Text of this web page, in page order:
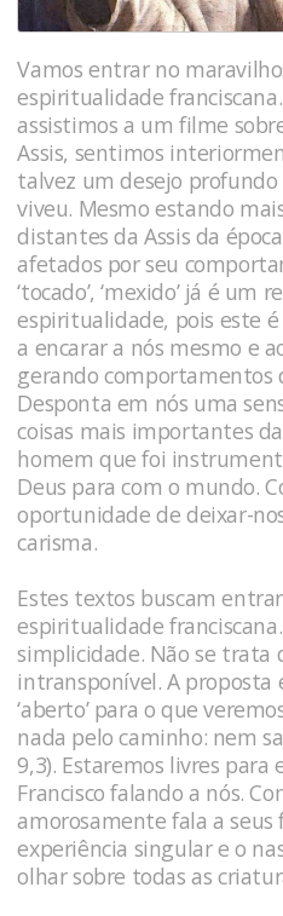
Vamos entrar no
espiritualidade
assistimos a um filme
Assis, sentimos
talvez um desejo
viveu. Mesmo estando
distantes da Assis da
afetados por seu
‘tocado’, ‘mexido’ já é um
espiritualidade, pois este
a encarar a nós mesmo e
gerando comportamentos
Desponta em nós uma
coisas mais importantes
homem que foi
Deus para com o mundo.
oportunidade de deixar-
carisma.
Estes textos buscam entrar
espiritualidade
simplicidade. Não se trata
intransponível. A proposta
‘aberto’ para o que
nada pelo caminho: nem
9,3). Estaremos livres para
Francisco falando a nós.
amorosamente fala a seus
experiência singular e o
olhar sobre todas as